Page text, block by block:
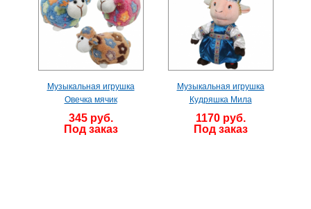
Музыкальная игрушка
Овечка мячик
345 руб.
Под заказ
Музыкальная игрушка
Кудряшка Мила
1170 руб.
Под заказ